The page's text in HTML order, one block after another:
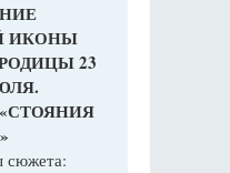
ИКОНЫ
23
сюжета: